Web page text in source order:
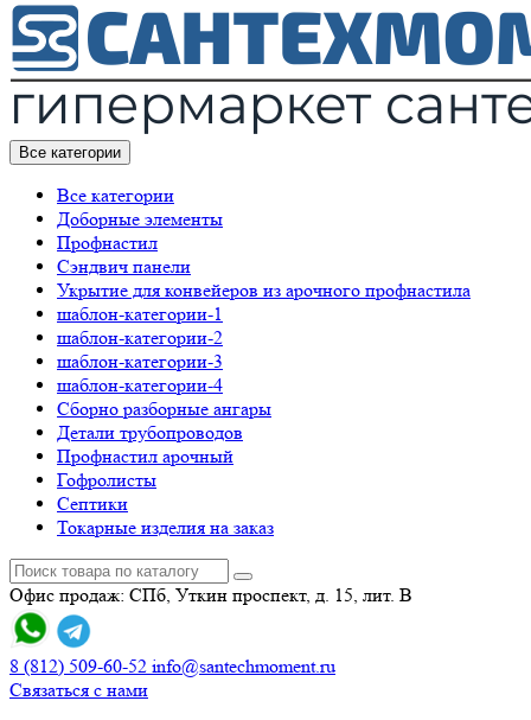
Все категории
Все категории
Доборные элементы
Профнастил
Сэндвич панели
Укрытие для конвейеров из арочного профнастила
шаблон-категории-1
шаблон-категории-2
шаблон-категории-3
шаблон-категории-4
Сборно разборные ангары
Детали трубопроводов
Профнастил арочный
Гофролисты
Септики
Токарные изделия на заказ
Офис продаж: СПб, Уткин проспект, д. 15, лит. В
8 (812) 509-60-52 info@santechmoment.ru
Связаться с нами